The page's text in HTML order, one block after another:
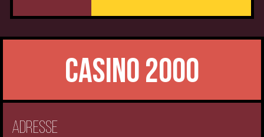
CASINO 2000
Adresse